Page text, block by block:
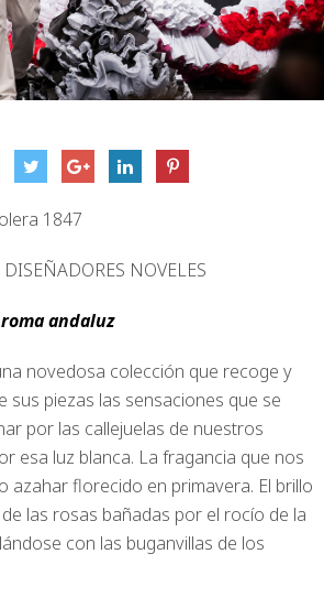
1847
NOVELES
andaluz
novedosa colección que recoge y
sus piezas las sensaciones que se
por las callejuelas de nuestros
esa luz blanca. La fragancia que nos
azahar florecido en primavera. El brillo
las rosas bañadas por el rocío de la
con las buganvillas de los